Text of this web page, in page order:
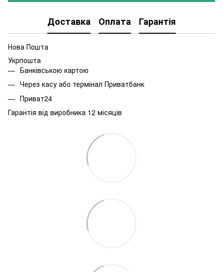
Доставка Оплата Гарантія
Нова Пошта
Укрпошта
Банківською картою
Через касу або термінал Приватбанк
Приват24
Гарантія від виробника 12 місяців